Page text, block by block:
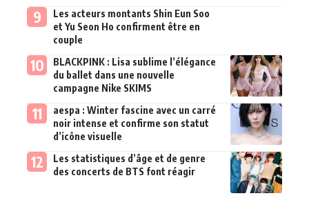
Les acteurs montants Shin Eun Soo
et Yu Seon Ho confirment être en
couple
BLACKPINK : Lisa sublime l’élégance
du ballet dans une nouvelle
campagne Nike SKIMS
aespa : Winter fascine avec un carré
noir intense et confirme son statut
d’icône visuelle
Les statistiques d’âge et de genre
des concerts de BTS font réagir